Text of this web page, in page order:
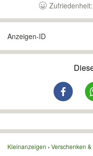
Anzeigen-ID
Kleinanzeigen Verschenken &